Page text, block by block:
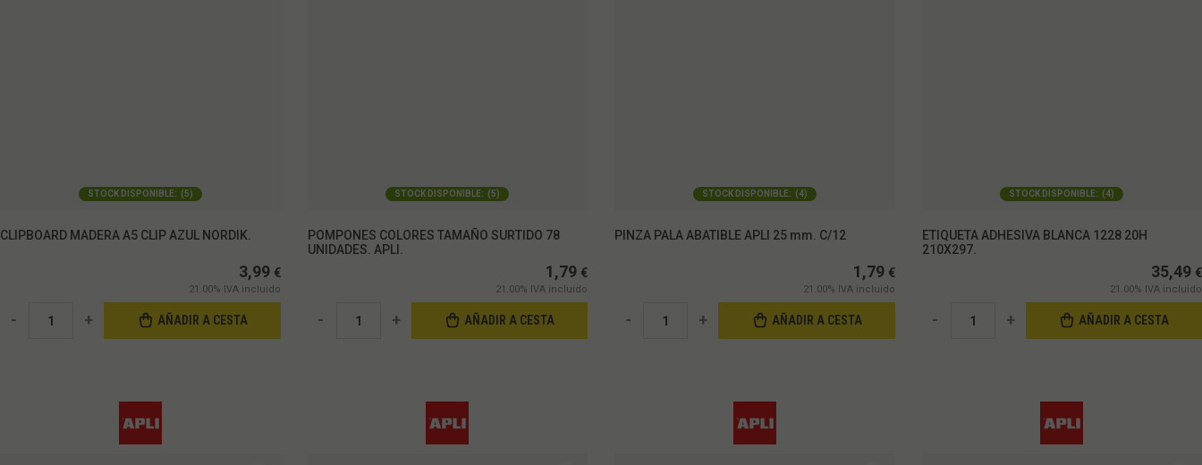
STOCK DISPONIBLE: (5)
CLIPBOARD MADERA A5 CLIP AZUL NORDIK.
3,99 €
21.00% IVA incluido
- + AÑADIR A CESTA
STOCK DISPONIBLE: (5)
POMPONES COLORES TAMAÑO SURTIDO 78
UNIDADES. APLI.
1,79 €
21.00% IVA incluido
- + AÑADIR A CESTA
STOCK DISPONIBLE: (4)
PINZA PALA ABATIBLE APLI 25 mm. C/12
1,79 €
21.00% IVA incluido
- + AÑADIR A CESTA
STOCK DISPONIBLE: (4)
ETIQUETA ADHESIVA BLANCA 1228 20H
210X297.
35,49 €
21.00% IVA incluido
- + AÑADIR A CESTA